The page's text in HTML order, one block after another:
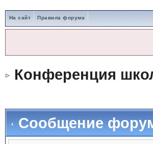
На сайт Правила форума
Конференция
Сообщение